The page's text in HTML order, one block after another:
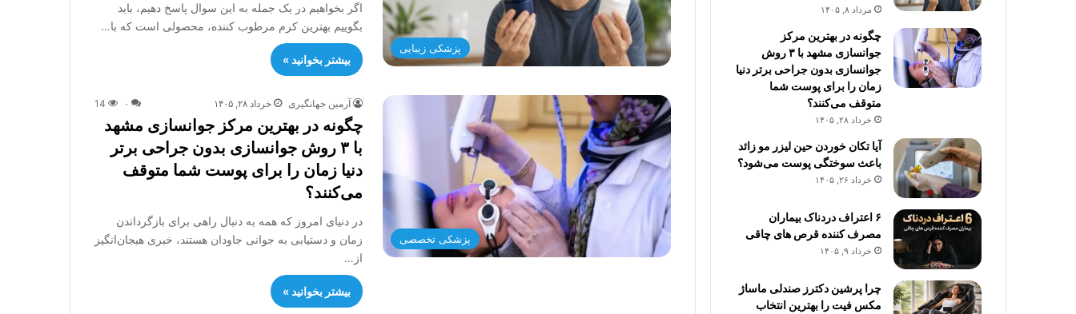
پزشکی زیبایی
اگر بخواهیم در یک جمله به این سوال پاسخ دهیم، باید
بگوییم بهترین کرم مرطوب کننده، محصولی است که با…
بیشتر بخوانید »
پزشکی تخصصی
آرمین جهانگیری خرداد ۲۸, ۱۴۰۵ ۰ 14
چگونه در بهترین مرکز جوانسازی مشهد
با ۳ روش جوانسازی بدون جراحی برتر
دنیا زمان را برای پوست شما متوقف
می‌کنند؟
در دنیای امروز که همه به دنبال راهی برای بازگرداندن
زمان و دستیابی به جوانی جاودان هستند، خبری هیجان‌انگیز
از…
بیشتر بخوانید »
مرداد ۸, ۱۴۰۵
چگونه در بهترین مرکز
جوانسازی مشهد با ۳ روش
جوانسازی بدون جراحی برتر دنیا
زمان را برای پوست شما
متوقف می‌کنند؟
خرداد ۲۸, ۱۴۰۵
آیا تکان خوردن حین لیزر مو زائد
باعث سوختگی پوست می‌شود؟
خرداد ۲۶, ۱۴۰۵
۶ اعتراف دردناک بیماران
مصرف کننده قرص های چاقی
خرداد ۹, ۱۴۰۵
چرا پرشین دکترز صندلی ماساژ
مکس فیت را بهترین انتخاب